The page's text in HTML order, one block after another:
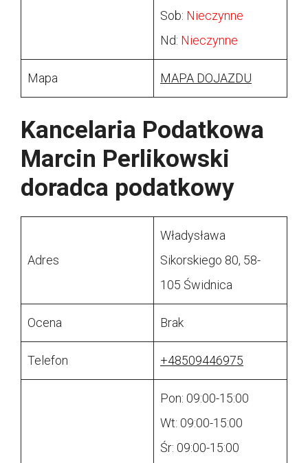
Sob: Nieczynne
Nd: Nieczynne
Mapa MAPA DOJAZDU
Kancelaria Podatkowa
Marcin Perlikowski
doradca podatkowy
Adres
Władysława
Sikorskiego 80, 58-
105 Świdnica
Ocena Brak
Telefon +48509446975
Pon: 09:00-15:00
Wt: 09:00-15:00
Śr: 09:00-15:00